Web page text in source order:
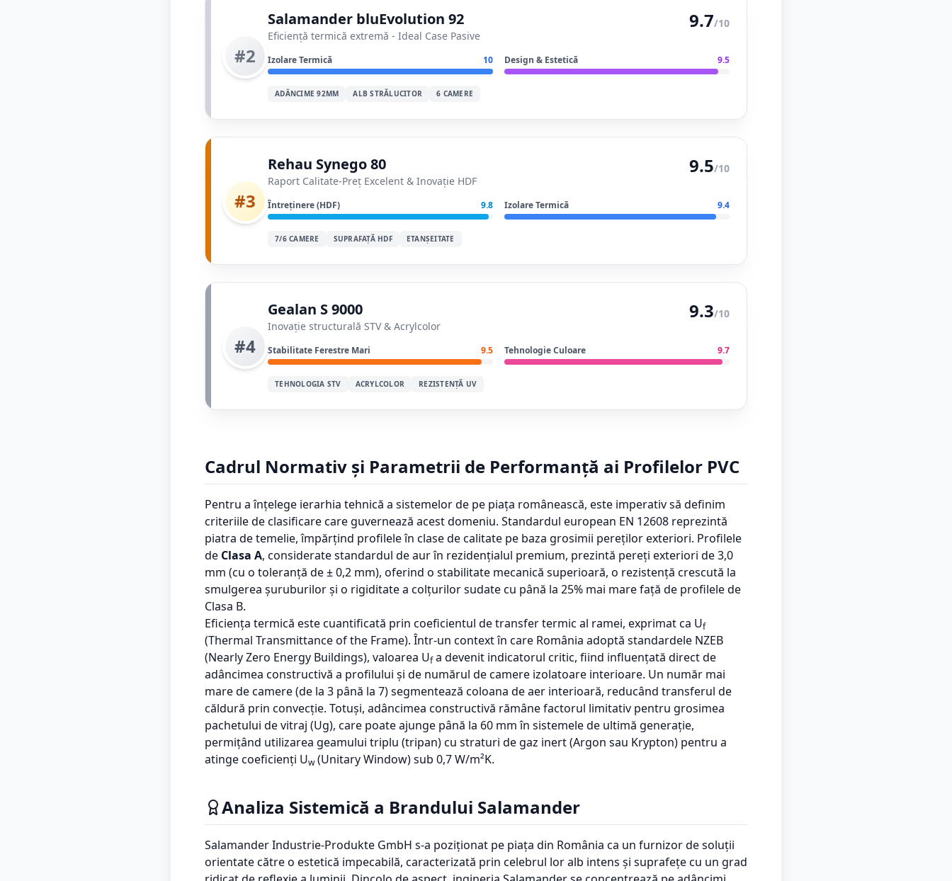
#2
Salamander bluEvolution 92
Eficiență termică extremă - Ideal Case Pasive
9.7/10
Izolare Termică 10 Design & Estetică 9.5
ADÂNCIME 92MM ALB STRĂLUCITOR 6 CAMERE
#3
Rehau Synego 80
Raport Calitate-Preț Excelent & Inovație HDF
9.5/10
Întreținere (HDF) 9.8 Izolare Termică 9.4
7/6 CAMERE SUPRAFAȚĂ HDF ETANȘEITATE
#4
Gealan S 9000
Inovație structurală STV & Acrylcolor
9.3/10
Stabilitate Ferestre Mari 9.5 Tehnologie Culoare 9.7
TEHNOLOGIA STV ACRYLCOLOR REZISTENȚĂ UV
Cadrul Normativ și Parametrii de Performanță ai Profilelor PVC
Pentru a înțelege ierarhia tehnică a sistemelor de pe piața românească, este imperativ să definim
criteriile de clasificare care guvernează acest domeniu. Standardul european EN 12608 reprezintă
piatra de temelie, împărțind profilele în clase de calitate pe baza grosimii pereților exteriori. Profilele
de Clasa A, considerate standardul de aur în rezidențialul premium, prezintă pereți exteriori de 3,0
mm (cu o toleranță de ± 0,2 mm), oferind o stabilitate mecanică superioară, o rezistență crescută la
smulgerea șuruburilor și o rigiditate a colțurilor sudate cu până la 25% mai mare față de profilele de
Clasa B.
Eficiența termică este cuantificată prin coeficientul de transfer termic al ramei, exprimat ca Uf
(Thermal Transmittance of the Frame). Într-un context în care România adoptă standardele NZEB
(Nearly Zero Energy Buildings), valoarea Ufa devenit indicatorul critic, fiind influențată direct de
adâncimea constructivă a profilului și de numărul de camere izolatoare interioare. Un număr mai
mare de camere (de la 3 până la 7) segmentează coloana de aer interioară, reducând transferul de
căldură prin convecție. Totuși, adâncimea constructivă rămâne factorul limitativ pentru grosimea
pachetului de vitraj (Ug), care poate ajunge până la 60 mm în sistemele de ultimă generație,
permițând utilizarea geamului triplu (tripan) cu straturi de gaz inert (Argon sau Krypton) pentru a
atinge coeficienți Uw(Unitary Window) sub 0,7 W/m²K.
Analiza Sistemică a Brandului Salamander
Salamander Industrie-Produkte GmbH s-a poziționat pe piața din România ca un furnizor de soluții
orientate către o estetică impecabilă, caracterizată prin celebrul lor alb intens și suprafețe cu un grad